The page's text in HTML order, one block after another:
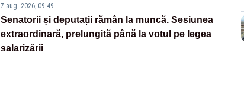
7 aug. 2026, 09:49
Senatorii și deputații rămân la muncă. Sesiunea
extraordinară, prelungită până la votul pe legea
salarizării